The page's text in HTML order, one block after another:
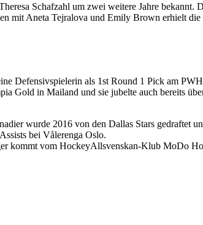
Schafzahl um zwei weitere Jahre
mit Aneta Tejralova und Emily Brown erhielt
Defensivspielerin als 1st Round 1 Pick am
Gold in Mailand und sie jubelte auch bereits
wurde 2016 von den Dallas Stars gedraftet
bei Vålerenga Oslo.
kommt vom HockeyAllsvenskan-Klub MoDo